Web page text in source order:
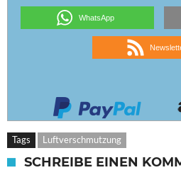
WhatsApp
Tags Luftverschmutzung
SCHREIBE EINEN